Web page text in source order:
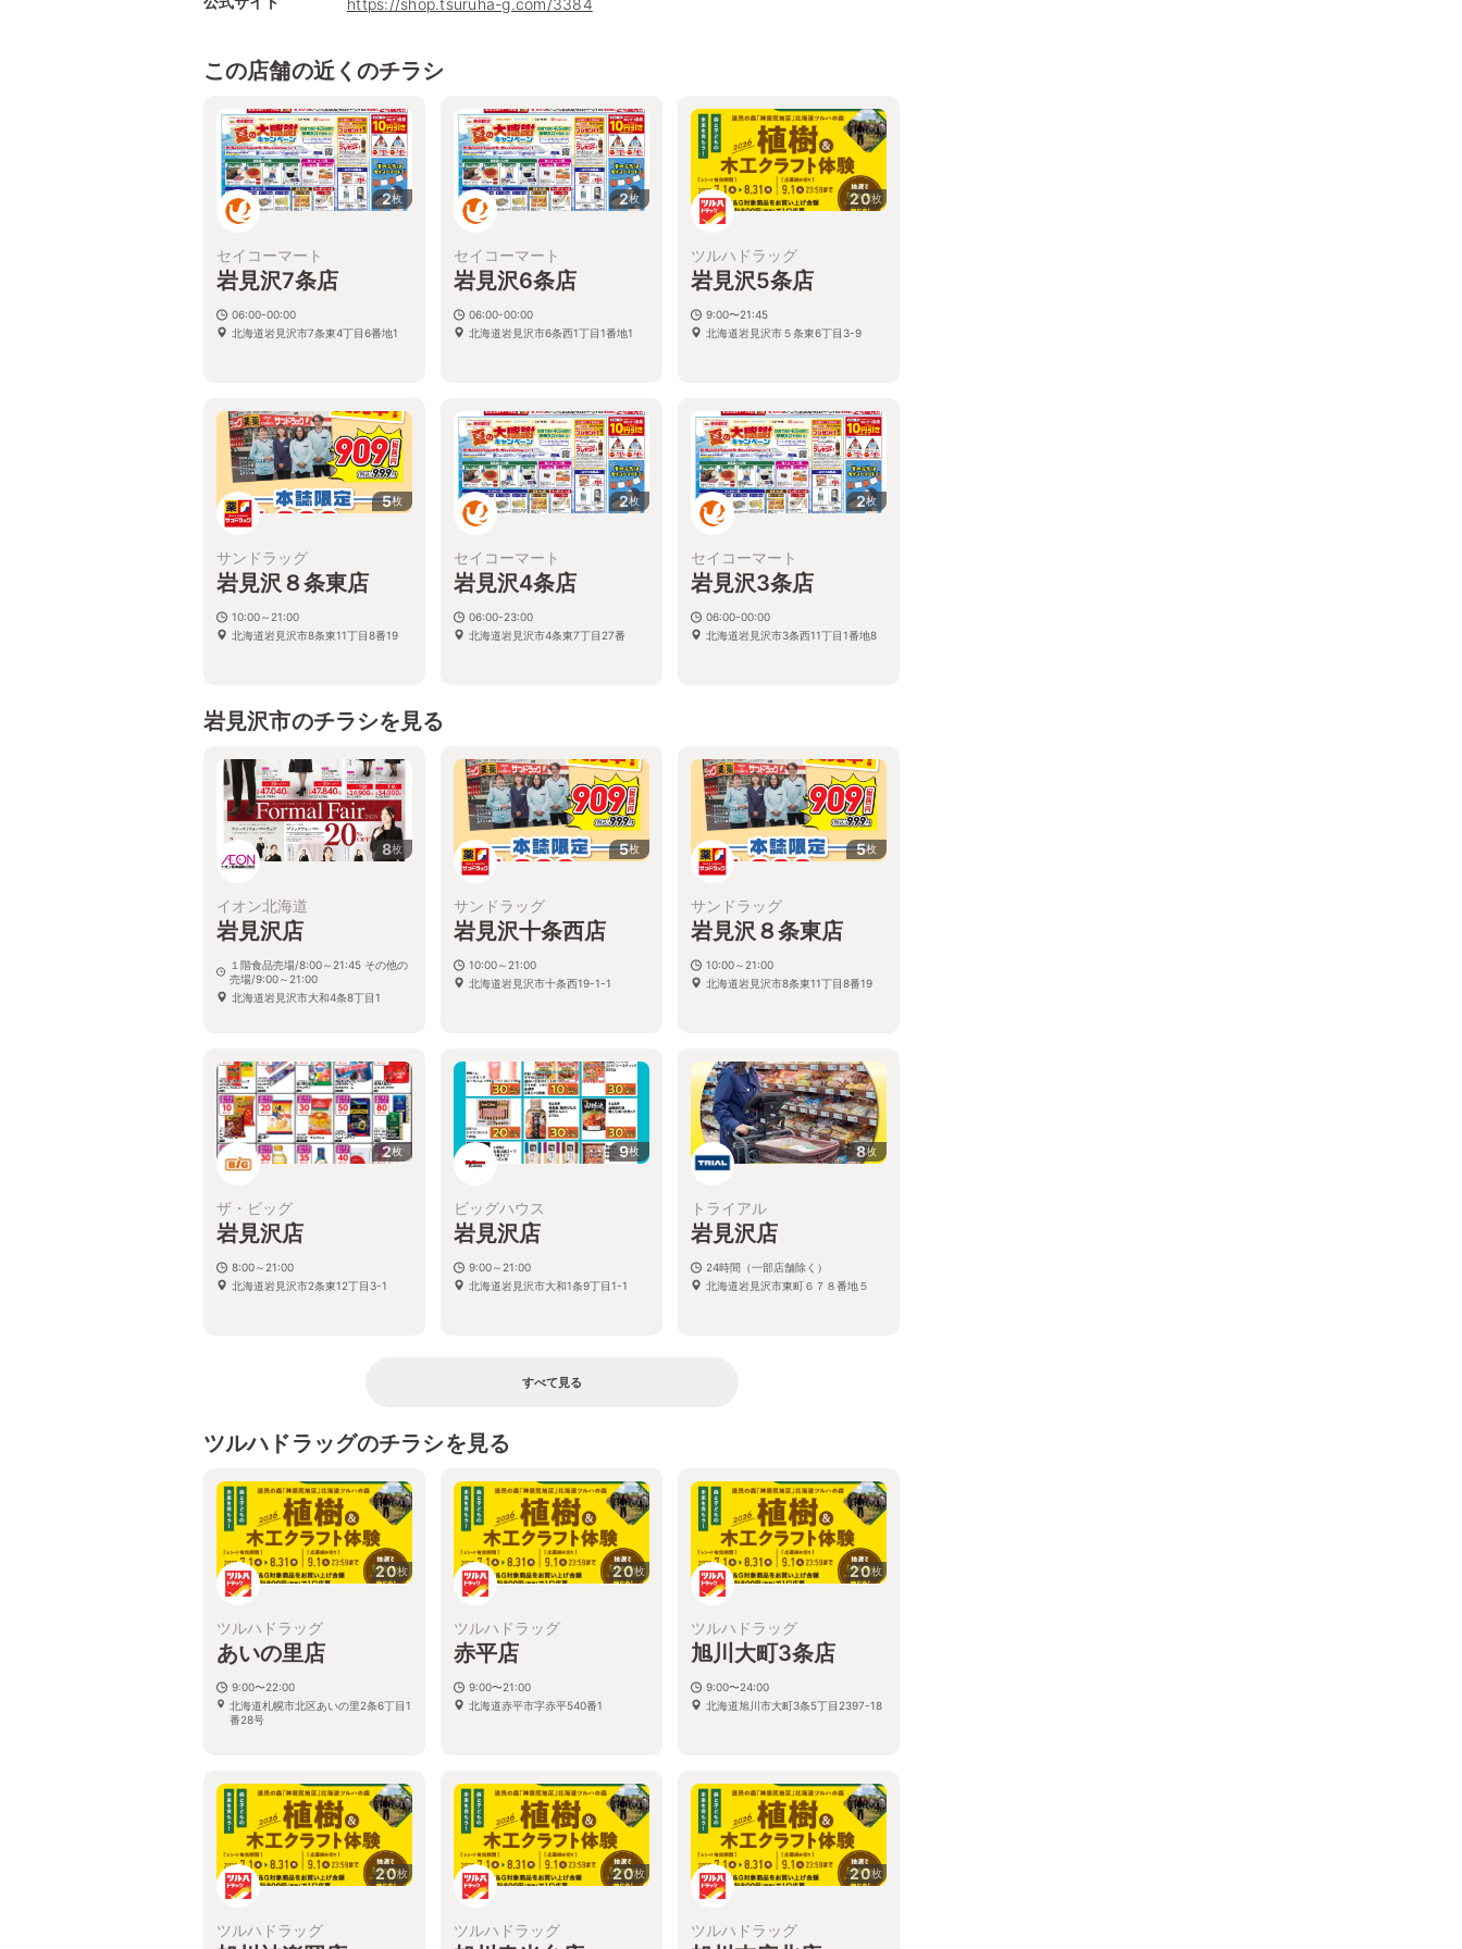
https://shop.tsuruha-g.com/3384
この店舗の近くのチラシ
2枚
セイコーマート
岩見沢7条店
06:00-00:00
北海道岩見沢市7条東4丁目6番地1
2枚
セイコーマート
岩見沢6条店
06:00-00:00
北海道岩見沢市6条西1丁目1番地1
20枚
ツルハドラッグ
岩見沢5条店
9:00〜21:45
北海道岩見沢市５条東6丁目3-9
5枚
サンドラッグ
岩見沢８条東店
10:00～21:00
北海道岩見沢市8条東11丁目8番19
2枚
セイコーマート
岩見沢4条店
06:00-23:00
北海道岩見沢市4条東7丁目27番
2枚
セイコーマート
岩見沢3条店
06:00-00:00
北海道岩見沢市3条西11丁目1番地8
岩見沢市のチラシを見る
8枚
イオン北海道
岩見沢店
１階食品売場/8:00～21:45 その他の
売場/9:00～21:00
北海道岩見沢市大和4条8丁目1
5枚
サンドラッグ
岩見沢十条西店
10:00～21:00
北海道岩見沢市十条西19-1-1
5枚
サンドラッグ
岩見沢８条東店
10:00～21:00
北海道岩見沢市8条東11丁目8番19
2枚
ザ・ビッグ
岩見沢店
8:00～21:00
北海道岩見沢市2条東12丁目3-1
9枚
ビッグハウス
岩見沢店
9:00～21:00
北海道岩見沢市大和1条9丁目1-1
8枚
トライアル
岩見沢店
24時間（一部店舗除く）
北海道岩見沢市東町６７８番地５
すべて見る
ツルハドラッグのチラシを見る
20枚
ツルハドラッグ
あいの里店
9:00〜22:00
北海道札幌市北区あいの里2条6丁目1
番28号
20枚
ツルハドラッグ
赤平店
9:00〜21:00
北海道赤平市字赤平540番1
20枚
ツルハドラッグ
旭川大町3条店
9:00〜24:00
北海道旭川市大町3条5丁目2397-18
20枚
ツルハドラッグ
20枚
ツルハドラッグ
20枚
ツルハドラッグ